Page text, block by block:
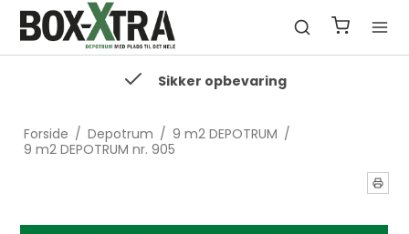
Sikker opbevaring
Forside / Depotrum / 9 m2 DEPOTRUM /
9 m2 DEPOTRUM nr. 905